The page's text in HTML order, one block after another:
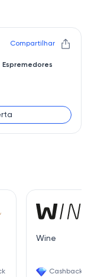
Wine
Cashback
Compartilhar